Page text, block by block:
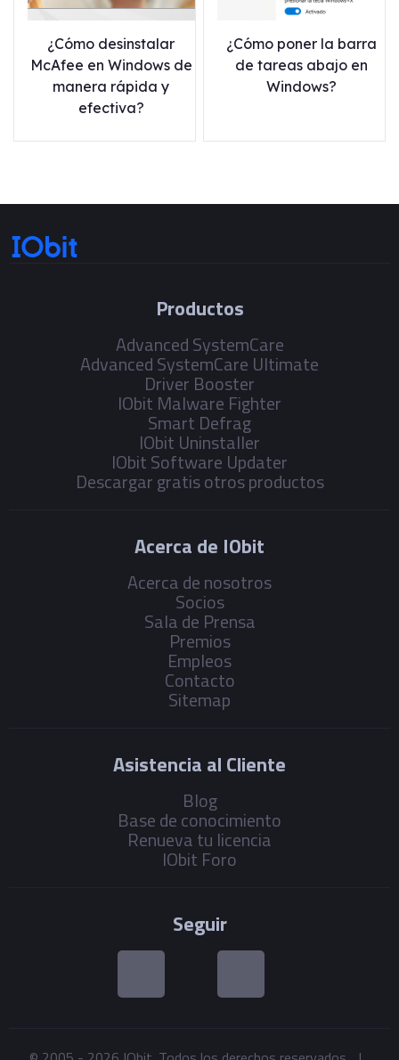
¿Cómo desinstalar
McAfee en Windows de
manera rápida y
efectiva?
¿Cómo poner la barra
de tareas abajo en
Windows?
Productos
Advanced SystemCare
Advanced SystemCare Ultimate
Driver Booster
IObit Malware Fighter
Smart Defrag
IObit Uninstaller
IObit Software Updater
Descargar gratis otros productos
Acerca de IObit
Acerca de nosotros
Socios
Sala de Prensa
Premios
Empleos
Contacto
Sitemap
Asistencia al Cliente
Blog
Base de conocimiento
Renueva tu licencia
IObit Foro
Seguir